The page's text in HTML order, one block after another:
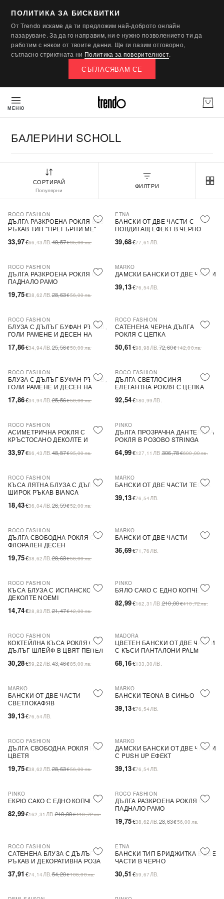
ПОЛИТИКА ЗА БИСКВИТКИ
От Trendo искаме да ти предложим най-доброто онлайн
пазаруване. За да го направим, ни е нужно позволението ти да
работим с някои от твоите данни. Ще ги пазим отговорно,
съгласно стриктната ни Политика за поверителност.
СЪГЛАСЯВАМ СЕ
МЕНЮ
БАЛЕРИНИ SCHOLL
СОРТИРАЙ
Популярни
ФИЛТРИ
-30%
ROCO FASHION
ДЪЛГА РАЗКРОЕНА РОКЛЯ БЕЗ
РЪКАВ ТИП ''ПРЕГЪРНИ МЕ''
33,97€66,43 ЛВ.48,57€95,00лв.
ETNA
БАНСКИ ОТ ДВЕ ЧАСТИ С
ПОВДИГАЩ ЕФЕКТ В ЧЕРНО
39,68€77,61 ЛВ.
-31%
ROCO FASHION
ДЪЛГА РАЗКРОЕНА РОКЛЯ С
ПАДНАЛО РАМО
19,75€38,62 ЛВ.28,63€56,00лв.
MARKO
ДАМСКИ БАНСКИ ОТ ДВЕ ЧАСТИ
39,13€76,54 ЛВ.
-30%
ROCO FASHION
БЛУЗА С ДЪЛЪГ БУФАН РЪКАВ,
ГОЛИ РАМЕНЕ И ДЕСЕН НА
17,86€34,94 ЛВ.25,56€50,00лв.
-30%
ROCO FASHION
САТЕНЕНА ЧЕРНА ДЪЛГА
РОКЛЯ С ЦЕПКА
50,61 €98,98 ЛВ.72,60€142,00лв.
-30%
ROCO FASHION
БЛУЗА С ДЪЛЪГ БУФАН РЪКАВ,
ГОЛИ РАМЕНЕ И ДЕСЕН НА
17,86€34,94 ЛВ.25,56€50,00лв.
ROCO FASHION
ДЪЛГА СВЕТЛОСИНЯ
ЕЛЕГАНТНА РОКЛЯ С ЦЕПКА
92,54€180,99 ЛВ.
-30%
ROCO FASHION
АСИМЕТРИЧНА РОКЛЯ С
КРЪСТОСАНО ДЕКОЛТЕ И
33,97€66,43 ЛВ.48,57€95,00лв.
-79%
PINKO
ДЪЛГА ПРОЗРАЧНА ДАНТЕЛЕНА
РОКЛЯ В РОЗОВО STRINGA
64,99€127,11 ЛВ.306,78€600,00лв.
-31%
ROCO FASHION
КЪСА ЛЯТНА БЛУЗА С ДЪЛЪГ
ШИРОК РЪКАВ BIANCA
18,43€36,04 ЛВ.26,59€52,00лв.
MARKO
БАНСКИ ОТ ДВЕ ЧАСТИ TEONA
39,13€76,54 ЛВ.
-31%
ROCO FASHION
ДЪЛГА СВОБОДНА РОКЛЯ С
ФЛОРАЛЕН ДЕСЕН
19,75€38,62 ЛВ.28,63€56,00лв.
MARKO
БАНСКИ ОТ ДВЕ ЧАСТИ
36,69€71,76 ЛВ.
-31%
ROCO FASHION
КЪСА БЛУЗА С ИСПАНСКО
ДЕКОЛТЕ NOEMI
14,74€28,83 ЛВ.21,47€42,00лв.
-60%
PINKO
БЯЛО САКО С ЕДНО КОПЧЕ
82,99€162,31 ЛВ.210,00€410,72лв.
-30%
ROCO FASHION
КОКТЕЙЛНА КЪСА РОКЛЯ С
ДЪЛЪГ ШЛЕЙФ В ЦВЯТ ПЕПЕЛ
30,28€59,22 ЛВ.43,46€85,00лв.
MADORA
ЦВЕТЕН БАНСКИ ОТ ДВЕ ЧАСТИ
С КЪСИ ПАНТАЛОНИ PALM
68,16€133,30 ЛВ.
MARKO
БАНСКИ ОТ ДВЕ ЧАСТИ
СВЕТЛОКАФЯВ
39,13€76,54 ЛВ.
MARKO
БАНСКИ TEONA В СИНЬО
39,13€76,54 ЛВ.
-31%
ROCO FASHION
ДЪЛГА СВОБОДНА РОКЛЯ НА
ЦВЕТЯ
19,75€38,62 ЛВ.28,63€56,00лв.
MARKO
ДАМСКИ БАНСКИ ОТ ДВЕ ЧАСТИ
С PUSH UP ЕФЕКТ
39,13€76,54 ЛВ.
-60%
PINKO
ЕКРЮ САКО С ЕДНО КОПЧЕ
82,99€162,31 ЛВ.210,00€410,72лв.
-31%
ROCO FASHION
ДЪЛГА РАЗКРОЕНА РОКЛЯ С
ПАДНАЛО РАМО
19,75€38,62 ЛВ.28,63€56,00лв.
-30%
ROCO FASHION
САТЕНЕНА БЛУЗА С ДЪЛЪГ
РЪКАВ И ДЕКОРАТИВНА РОЗА
37,91 €74,14 ЛВ.54,20€106,00лв.
ETNA
БАНСКИ ТИП БРИДЖИТКА В ДВЕ
ЧАСТИ В ЧЕРНО
30,51 €59,67 ЛВ.